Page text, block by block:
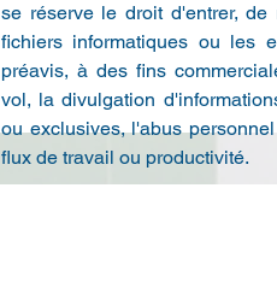
se réserve le droit d'entrer,
fichiers informatiques ou les
préavis, à des fins
vol, la divulgation
ou exclusives, l'abus
flux de travail ou productivité.